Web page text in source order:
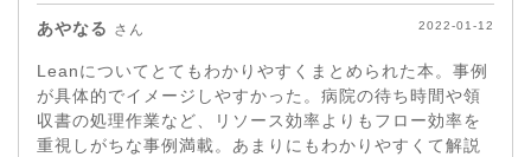
あやなる さん 2022-01-12
Leanについてとてもわかりやすくまとめられた本。事例
が具体的でイメージしやすかった。病院の待ち時間や領
収書の処理作業など、リソース効率よりもフロー効率を
重視しがちな事例満載。あまりにもわかりやすくて解説